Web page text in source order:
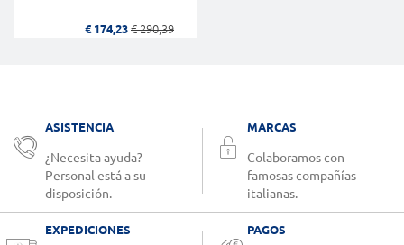
€ 174,23 € 290,39
ASISTENCIA
¿Necesita ayuda?
Personal está a su
disposición.
MARCAS
Colaboramos con
famosas compañías
italianas.
EXPEDICIONES PAGOS